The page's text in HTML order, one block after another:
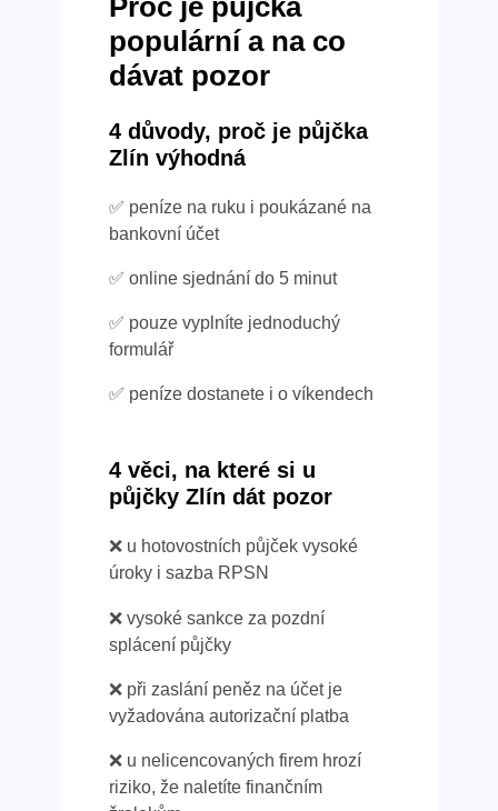
Proč je půjčka
populární a na co
dávat pozor
4 důvody, proč je půjčka
Zlín výhodná
✅ peníze na ruku i poukázané na
bankovní účet
✅ online sjednání do 5 minut
✅ pouze vyplníte jednoduchý
formulář
✅ peníze dostanete i o víkendech
4 věci, na které si u
půjčky Zlín dát pozor
❌ u hotovostních půjček vysoké
úroky i sazba RPSN
❌ vysoké sankce za pozdní
splácení půjčky
❌ při zaslání peněz na účet je
vyžadována autorizační platba
❌ u nelicencovaných firem hrozí
riziko, že naletíte finančním